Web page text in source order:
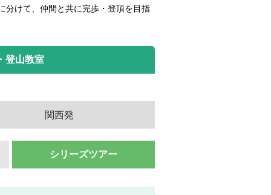
分けて、仲間と共に完歩・登頂を目指
登山教室
関西発
シリーズツアー